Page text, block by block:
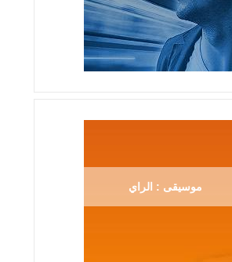
موسيقى : الراي